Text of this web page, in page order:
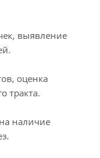
выявление
оценка
тракта.
наличие